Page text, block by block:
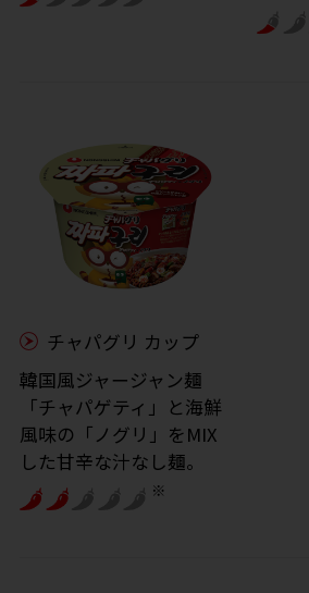
チャパグリ カップ
韓国風ジャージャン麺
「チャパゲティ」と海鮮
風味の「ノグリ」をMIX
した甘辛な汁なし麺。
※